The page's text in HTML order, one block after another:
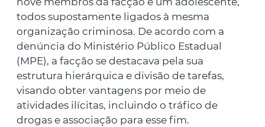
todos supostamente ligados à mesma
organização criminosa. De acordo com a
denúncia do Ministério Público Estadual
(MPE), a facção se destacava pela sua
estrutura hierárquica e divisão de tarefas,
visando obter vantagens por meio de
atividades ilícitas, incluindo o tráfico de
drogas e associação para esse fim.